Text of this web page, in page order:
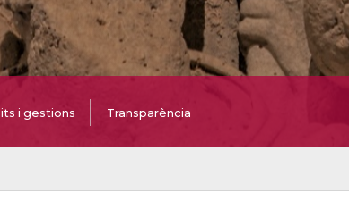
i gestions Transparència